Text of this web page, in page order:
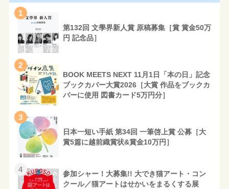
1
第132回 文學界新人賞 原稿募集［賞 賞金50万
円 記念品］
2
BOOK MEETS NEXT 11月1日「本の日」記念
ブックカバー大賞2026［大賞 作品をブックカ
バーに使用 図書カード5万円分］
3
日本一短い手紙 第34回 一筆啓上賞 公募［大
賞5篇に越前織賞状&賞金10万円］
4
参加シャー！大募集!! 大でき猫アート・コン
クール／猫アートはせかいをまるくする展